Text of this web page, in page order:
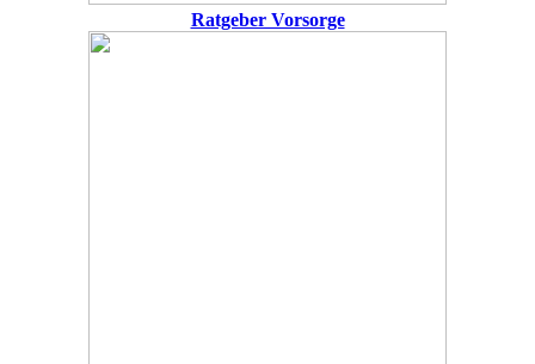
Ratgeber Vorsorge